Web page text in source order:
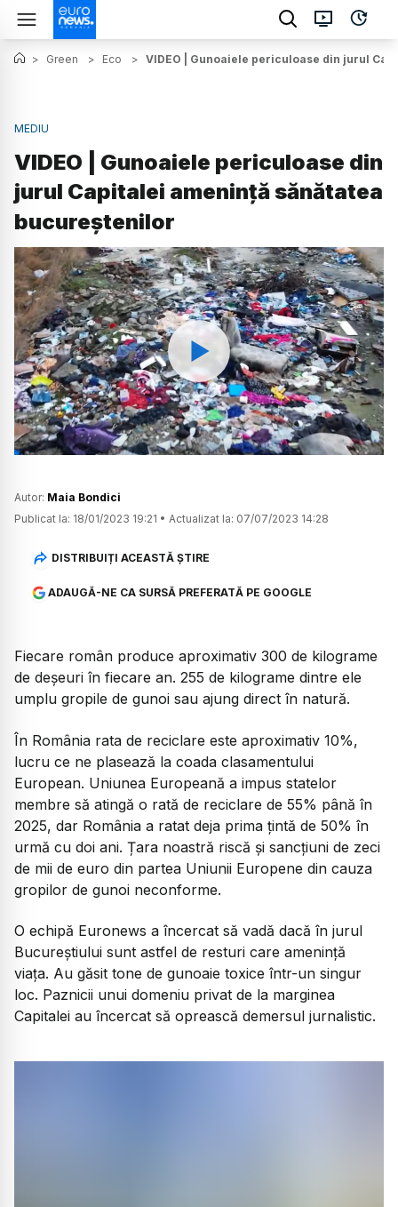
> Green > Eco > VIDEO | Gunoaiele periculoase din jurul
MEDIU
VIDEO | Gunoaiele periculoase din
jurul Capitalei amenință sănătatea
bucureștenilor
Watch
Autor: Maia Bondici
Publicat la: 18/01/2023 19:21 • Actualizat la: 07/07/2023 14:28
DISTRIBUIȚI ACEASTĂ ȘTIRE
ADAUGĂ-NE CA SURSĂ PREFERATĂ PE GOOGLE
Fiecare român produce aproximativ 300 de kilograme
de deșeuri în fiecare an. 255 de kilograme dintre ele
umplu gropile de gunoi sau ajung direct în natură.
În România rata de reciclare este aproximativ 10%,
lucru ce ne plasează la coada clasamentului
European. Uniunea Europeană a impus statelor
membre să atingă o rată de reciclare de 55% până în
2025, dar România a ratat deja prima țintă de 50% în
urmă cu doi ani. Țara noastră riscă și sancțiuni de zeci
de mii de euro din partea Uniunii Europene din cauza
gropilor de gunoi neconforme.
O echipă Euronews a încercat să vadă dacă în jurul
Bucureștiului sunt astfel de resturi care amenință
viața. Au găsit tone de gunoaie toxice într-un singur
loc. Paznicii unui domeniu privat de la marginea
Capitalei au încercat să oprească demersul jurnalistic.